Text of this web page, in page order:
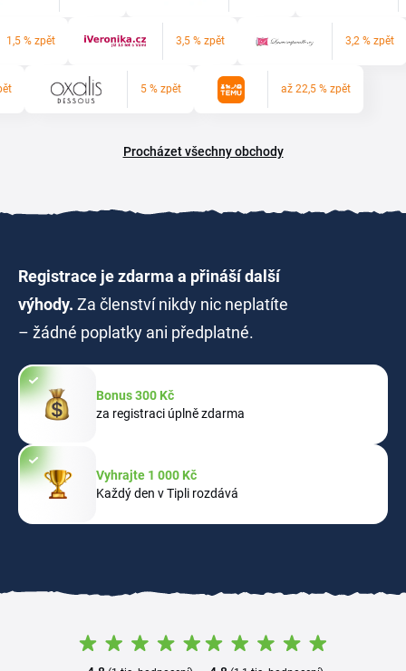
1,5 % zpět 3,5 % zpět 3,2 % zpět
5 % zpět až 22,5 % zpět
Procházet všechny obchody
Registrace je zdarma a přináší další
výhody. Za členství nikdy nic neplatíte
– žádné poplatky ani předplatné.
Bonus 300 Kč
za registraci úplně zdarma
Vyhrajte 1 000 Kč
Každý den v Tipli rozdává